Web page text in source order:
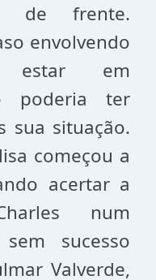
de frente.
envolvendo
estar em
poderia ter
sua situação.
começou a
acertar a
num
sucesso
Valverde,